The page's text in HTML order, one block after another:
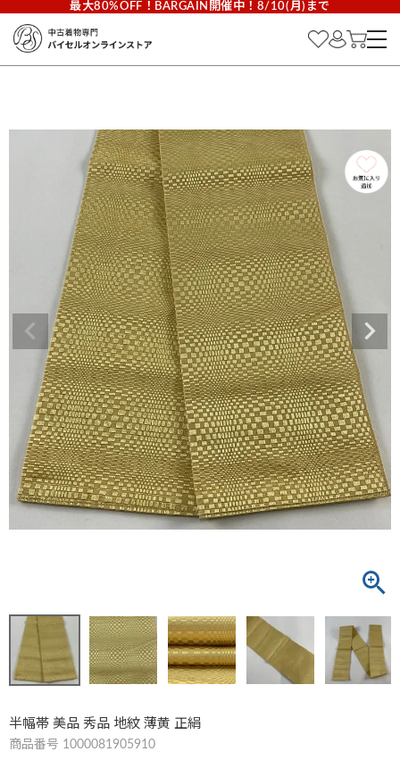
最大80%OFF！BARGAIN開催中！8/10(月)まで
半幅帯 美品 秀品 地紋 薄黄 正絹
商品番号 1000081905910